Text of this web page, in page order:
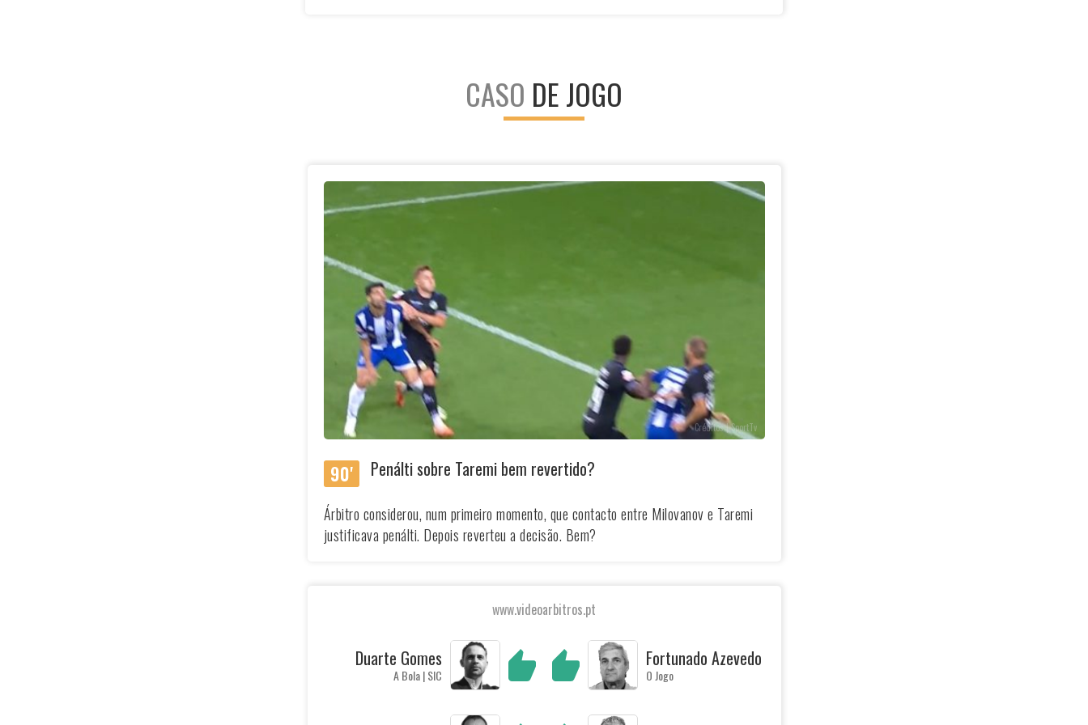
CASO DE JOGO
Créditos | SportTv
90' Penálti sobre Taremi bem revertido?
Árbitro considerou, num primeiro momento, que contacto entre Milovanov e Taremi
justificava penálti. Depois reverteu a decisão. Bem?
www.videoarbitros.pt
Duarte Gomes
A Bola | SIC
Fortunado Azevedo
O Jogo